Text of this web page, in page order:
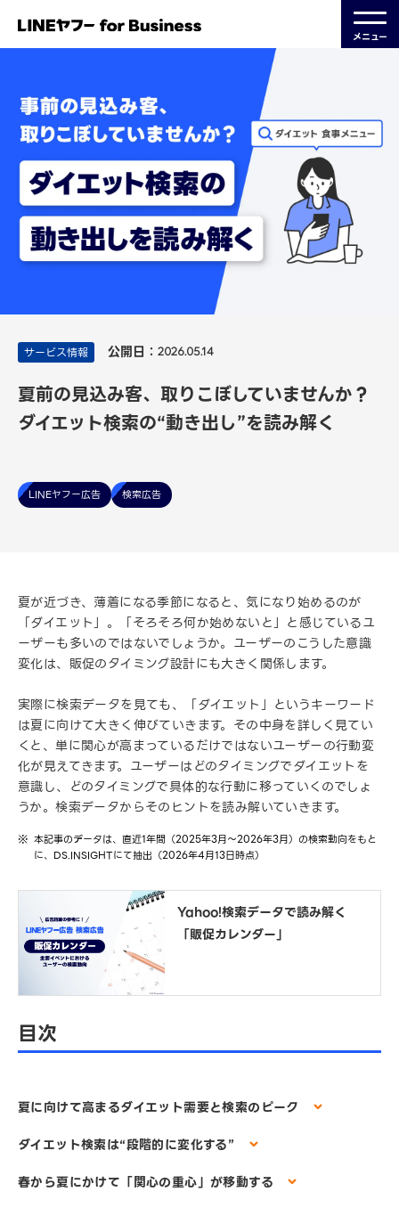
メニュー
サービス情報 公開日： 2026.05.14
夏前の見込み客、取りこぼしていませんか？
ダイエット検索の“動き出し”を読み解く
LINEヤフー広告 検索広告
夏が近づき、薄着になる季節になると、気になり始めるのが
「ダイエット」。「そろそろ何か始めないと」と感じているユ
ーザーも多いのではないでしょうか。ユーザーのこうした意識
変化は、販促のタイミング設計にも大きく関係します。
実際に検索データを見ても、「ダイエット」というキーワード
は夏に向けて大きく伸びていきます。その中身を詳しく見てい
くと、単に関心が高まっているだけではないユーザーの行動変
化が見えてきます。ユーザーはどのタイミングでダイエットを
意識し、どのタイミングで具体的な行動に移っていくのでしょ
うか。検索データからそのヒントを読み解いていきます。
本記事のデータは、直近1年間（2025年3月～2026年3月）の検索動向をもと
に、DS.INSIGHTにて抽出（2026年4月13日時点）
Yahoo!検索データで読み解く
「販促カレンダー」
目次
夏に向けて高まるダイエット需要と検索のピーク
ダイエット検索は“段階的に変化する”
春から夏にかけて「関心の重心」が移動する